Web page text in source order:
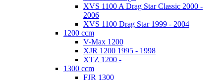
XVS 1100 A Drag Star Classic 2000 -
2006
XVS 1100 Drag Star 1999 - 2004
1200 ccm
V-Max 1200
XJR 1200 1995 - 1998
XTZ 1200 -
1300 ccm
FJR 1300